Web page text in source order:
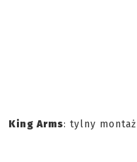
King Arms: tylny